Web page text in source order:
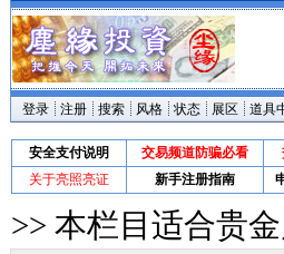
登录 注册 搜索 风格 状态 展区 道具
安全支付说明 交易频道防骗必看
关于亮照亮证
新手注册指南
>> 本栏目适合贵